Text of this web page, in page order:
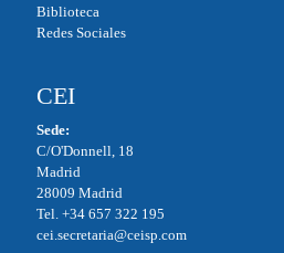
Biblioteca
Redes Sociales
CEI
Sede:
C/O'Donnell, 18
Madrid
28009 Madrid
Tel. +34 657 322 195
cei.secretaria@ceisp.com